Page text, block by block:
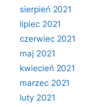
sierpień 2021
lipiec 2021
czerwiec 2021
maj 2021
kwiecień 2021
marzec 2021
luty 2021